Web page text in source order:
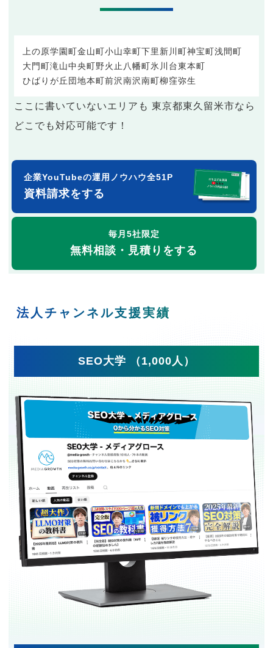
上の原学園町金山町小山幸町下里 新川町神宝町浅間町
大門町滝山中央町野火止 八幡町氷川台東本町
ひばりが丘団地本町前沢南沢南町柳窪弥生
ここに書いていないエリアも 東京都東久留米市なら
どこでも対応可能です！
企業YouTubeの運用ノウハウ全51P
資料請求をする
毎月5社限定
無料相談・見積りをする
法人チャンネル支援実績
SEO大学 （1,000人）